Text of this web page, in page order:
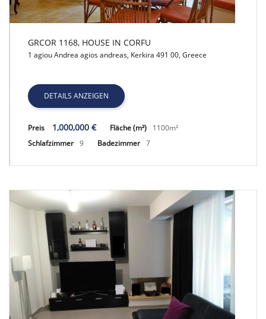
GRCOR 1168, HOUSE IN CORFU
1 agiou Andrea agios andreas, Kerkira 491 00, Greece
DETAILS ANZEIGEN
Preis 1,000,000 € Fläche (m²)
1100m²
Schlafzimmer 9 Badezimmer 7